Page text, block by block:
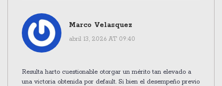
Marco Velasquez
abril 13, 2026 AT 09:40
Resulta harto cuestionable otorgar un mérito tan elevado a
una victoria obtenida por default. Si bien el desempeño previo